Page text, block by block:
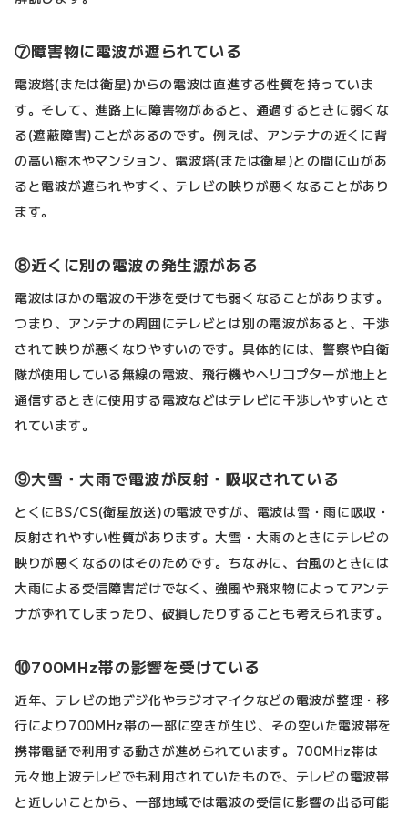
⑦障害物に電波が遮られている
電波塔(または衛星)からの電波は直進する性質を持っていま
す。そして、進路上に障害物があると、通過するときに弱くな
る(遮蔽障害)ことがあるのです。例えば、アンテナの近くに背
の高い樹木やマンション、電波塔(または衛星)との間に山があ
ると電波が遮られやすく、テレビの映りが悪くなることがあり
ます。
⑧近くに別の電波の発生源がある
電波はほかの電波の干渉を受けても弱くなることがあります。
つまり、アンテナの周囲にテレビとは別の電波があると、干渉
されて映りが悪くなりやすいのです。具体的には、警察や自衛
隊が使用している無線の電波、飛行機やヘリコプターが地上と
通信するときに使用する電波などはテレビに干渉しやすいとさ
れています。
⑨大雪・大雨で電波が反射・吸収されている
とくにBS/CS(衛星放送)の電波ですが、電波は雪・雨に吸収・
反射されやすい性質があります。大雪・大雨のときにテレビの
映りが悪くなるのはそのためです。ちなみに、台風のときには
大雨による受信障害だけでなく、強風や飛来物によってアンテ
ナがずれてしまったり、破損したりすることも考えられます。
⑩700MHz帯の影響を受けている
近年、テレビの地デジ化やラジオマイクなどの電波が整理・移
行により700MHz帯の一部に空きが生じ、その空いた電波帯を
携帯電話で利用する動きが進められています。700MHz帯は
元々地上波テレビでも利用されていたもので、テレビの電波帯
と近しいことから、一部地域では電波の受信に影響の出る可能